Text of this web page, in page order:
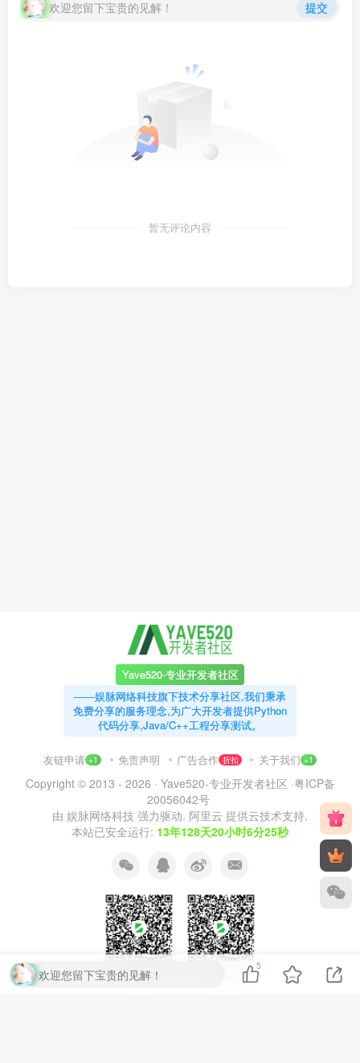
欢迎您留下宝贵的见解！ 提交
暂无评论内容
Yave520-专业开发者社区
——娱脉网络科技旗下技术分享社区,我们秉承
免费分享的服务理念,为广大开发者提供Python
代码分享,Java/C++工程分享测试。
友链申请 +1 免责声明 广告合作 折扣 关于我们 +1
Copyright © 2013 - 2026 · Yave520-专业开发者社区 ·粤ICP备
20056042号
由 娱脉网络科技 强力驱动. 阿里云 提供云技术支持.
本站已安全运行: 13年128天20小时6分25秒
扫码加QQ群 扫码加微信
欢迎您留下宝贵的见解！
5